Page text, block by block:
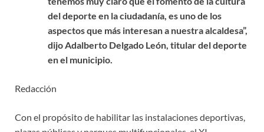
del deporte en la ciudadanía, es uno de los
aspectos que más interesan a nuestra alcaldesa”,
dijo Adalberto Delgado León, titular del deporte
en el municipio.
Redacción
Con el propósito de habilitar las instalaciones deportivas,